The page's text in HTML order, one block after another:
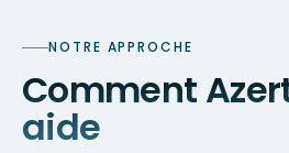
NOTRE APPROCHE
Comment
aide